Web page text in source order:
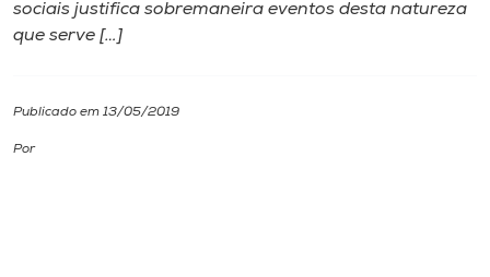
A
Unoesc
Internacionalização
sociais justifica sobremaneira eventos desta natureza
que serve […]
Publicado em 13/05/2019
Por